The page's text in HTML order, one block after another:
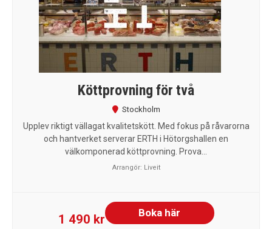
Köttprovning för två
Stockholm
Upplev riktigt vällagat kvalitetskött. Med fokus på råvarorna
och hantverket serverar ERTH i Hötorgshallen en
välkomponerad köttprovning. Prova...
Arrangör: Liveit
1 490 kr Boka här